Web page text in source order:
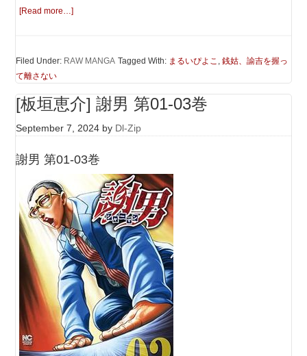
[Read more…]
Filed Under: RAW MANGA Tagged With: まるいぴよこ ,銭姑、諭吉を握っ
て離さない
[板垣恵介] 謝男 第01-03巻
September 7, 2024 by Dl-Zip
謝男 第01-03巻